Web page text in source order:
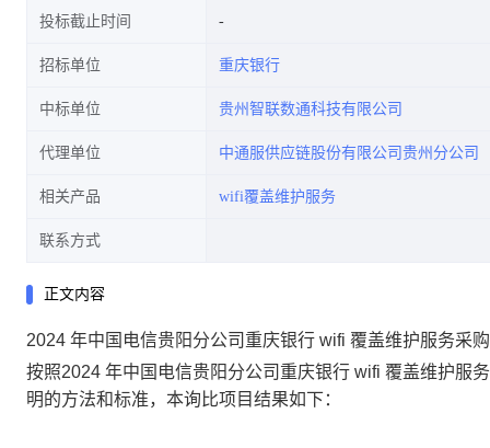
投标截止时间
招标单位 重庆银行
中标单位 贵州智联数通科技有限公司
代理单位 中通服供应链股份有限公司贵州分公司
相关产品 wifi覆盖维护服务
联系方式
正文内容
2024 年中国电信贵阳分公司重庆银行 wifi 覆盖维护服务采
按照2024 年中国电信贵阳分公司重庆银行 wifi 覆盖维护服
明的方法和标准，本询比项目结果如下：